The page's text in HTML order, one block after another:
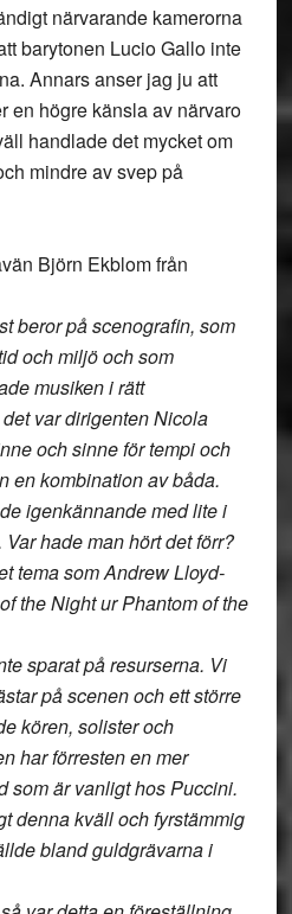
närvarande kamerorna
barytonen Lucio Gallo inte
Annars anser jag ju att
en högre känsla av närvaro
handlade det mycket om
mindre av svep på
Björn Ekblom från
beror på scenografin, som
och miljö och som
musiken i rätt
var dirigenten Nicola
och sinne för tempi och
en kombination av båda.
igenkännande med lite i
hade man hört det förr?
tema som Andrew Lloyd-
the Night ur Phantom of the
sparat på resurserna. Vi
på scenen och ett större
kören, solister och
har förresten en mer
som är vanligt hos Puccini.
denna kväll och fyrstämmig
bland guldgrävarna i